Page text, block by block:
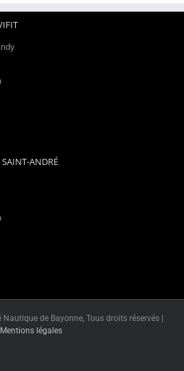
ANDRÉ
de Bayonne, Tous droits réservés |
Mentions légales